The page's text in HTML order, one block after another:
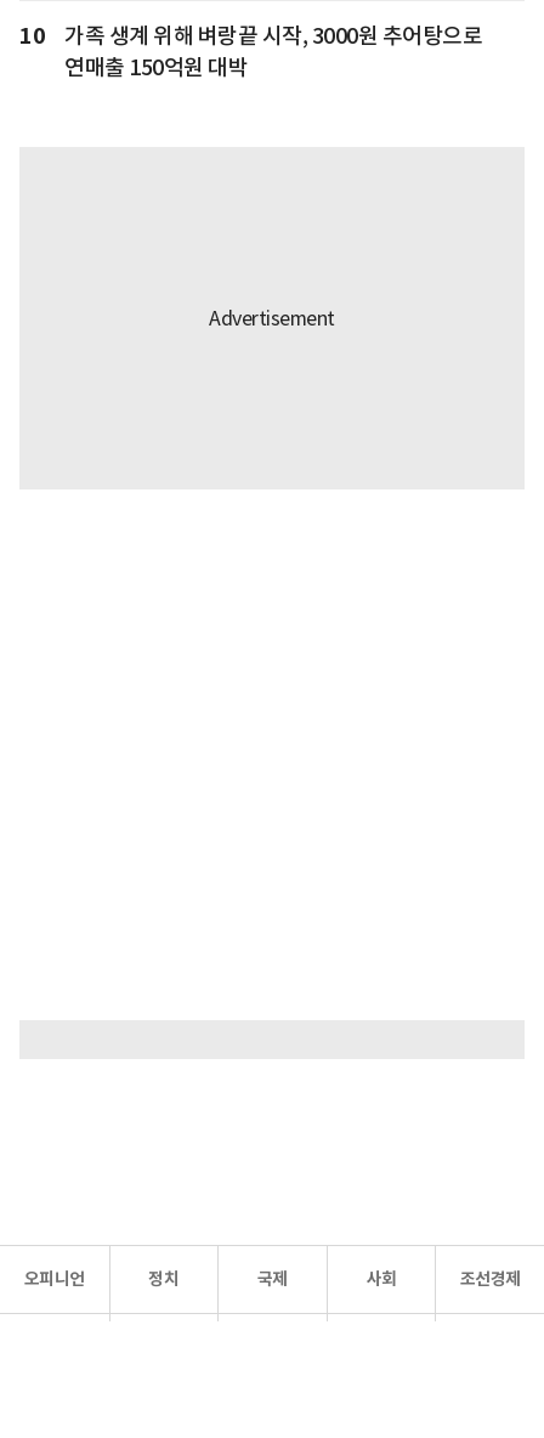
10
가족 생계 위해 벼랑끝 시작, 3000원 추어탕으로
연매출 150억원 대박
오피니언 정치 국제 사회 조선경제